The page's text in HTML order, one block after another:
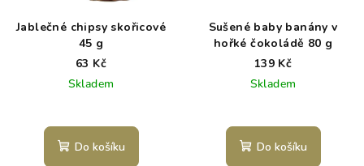
Jablečné chipsy skořicové
45 g
63 Kč
Skladem
Do košíku
Sušené baby banány v
hořké čokoládě 80 g
139 Kč
Skladem
Do košíku